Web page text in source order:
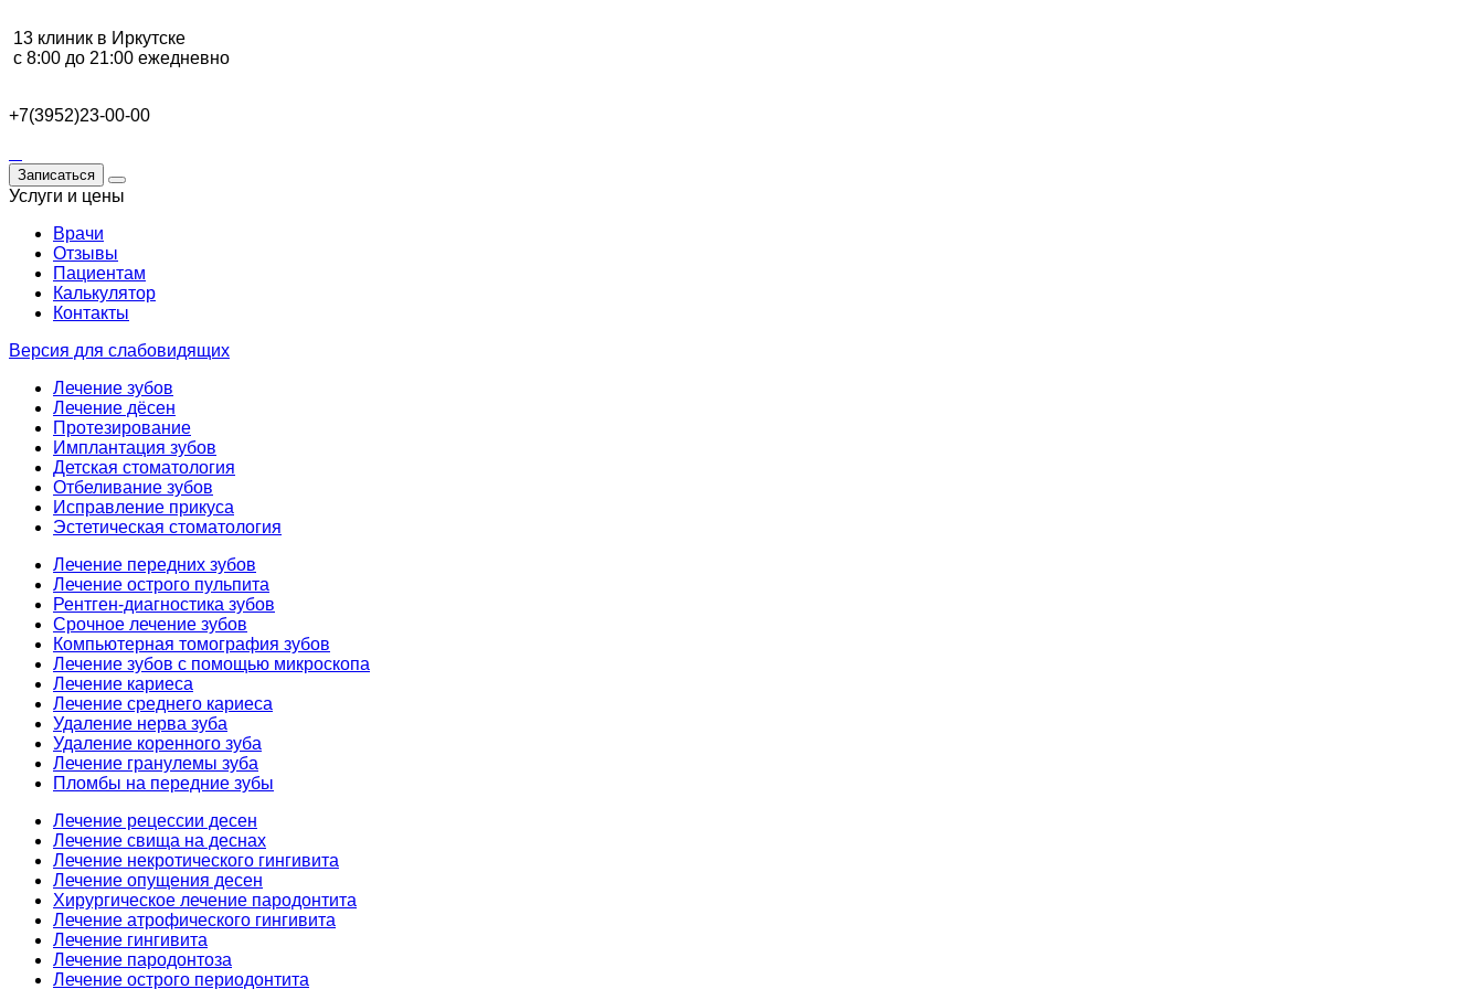
13 клиник в Иркутске
с 8:00 до 21:00 ежедневно
+7(3952)23-00-00
Записаться
Услуги и цены
Врачи
Отзывы
Пациентам
Калькулятор
Контакты
Версия для слабовидящих
Лечение зубов
Лечение дёсен
Протезирование
Имплантация зубов
Детская стоматология
Отбеливание зубов
Исправление прикуса
Эстетическая стоматология
Лечение передних зубов
Лечение острого пульпита
Рентген-диагностика зубов
Срочное лечение зубов
Компьютерная томография зубов
Лечение зубов с помощью микроскопа
Лечение кариеса
Лечение среднего кариеса
Удаление нерва зуба
Удаление коренного зуба
Лечение гранулемы зуба
Пломбы на передние зубы
Лечение рецессии десен
Лечение свища на деснах
Лечение некротического гингивита
Лечение опущения десен
Хирургическое лечение пародонтита
Лечение атрофического гингивита
Лечение гингивита
Лечение пародонтоза
Лечение острого периодонтита